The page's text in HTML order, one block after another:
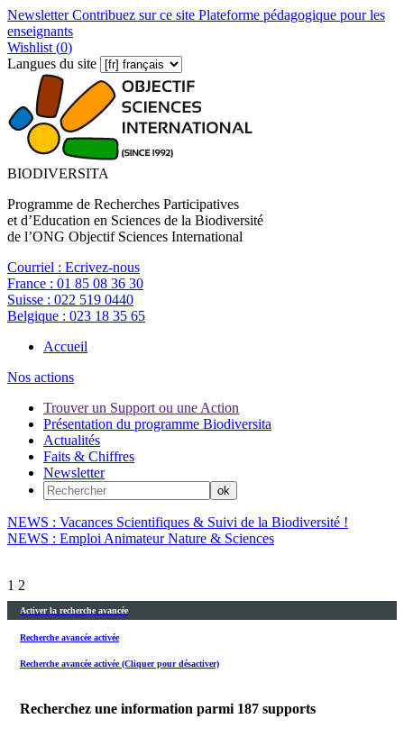
NewsletterContribuez sur ce site Plateforme pédagogique pour les
enseignants
Wishlist (0)
Langues du site
BIODIVERSITA
Programme de Recherches Participatives
et d’Education en Sciences de la Biodiversité
de l’ONG Objectif Sciences International
Courriel : Ecrivez-nous
France : 01 85 08 36 30
Suisse : 022 519 0440
Belgique : 023 18 35 65
Accueil
Nos actions
Trouver un Support ou une Action
Présentation du programme Biodiversita
Actualités
Faits & Chiffres
Newsletter
NEWS : Vacances Scientifiques & Suivi de la Biodiversité !
NEWS : Emploi Animateur Nature & Sciences
1 2
Activer la recherche avancée
Recherche avancée activée
Recherche avancée activée (Cliquer pour désactiver)
Recherchez une information parmi 187 supports